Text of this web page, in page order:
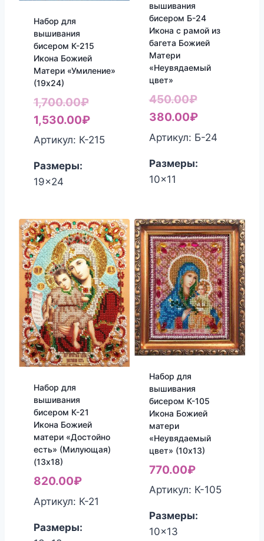
Набор для
вышивания
бисером К-215
Икона Божией
Матери «Умиление»
(19х24)
1,700.00₽Первоначальная
цена
составляла
1,530.00₽Текущая
цена:
Артикул: К-215
Размеры:
19x24
вышивания
бисером Б-24
Икона с рамой из
багета Божией
Матери
«Неувядаемый
цвет»
450.00₽
цена
составляла
380.00₽Текущая
цена:
Артикул: Б-24
Размеры:
10x11
Набор для
вышивания
бисером К-21
Икона Божией
матери «Достойно
есть» (Милующая)
(13х18)
820.00₽
Артикул: К-21
Размеры:
Набор для
вышивания
бисером К-105
Икона Божией
матери
«Неувядаемый
цвет» (10х13)
770.00₽
Артикул: К-105
Размеры:
10x13